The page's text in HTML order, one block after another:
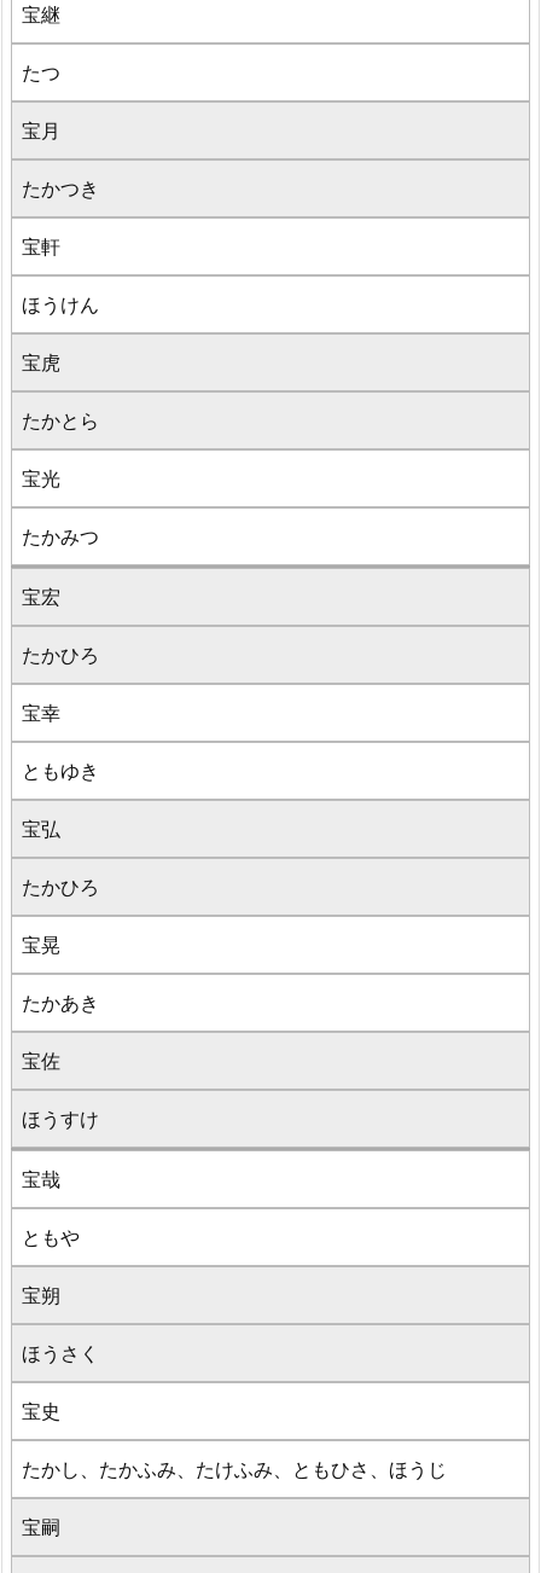
宝継
たつ
宝月
たかつき
宝軒
ほうけん
宝虎
たかとら
宝光
たかみつ
宝宏
たかひろ
宝幸
ともゆき
宝弘
たかひろ
宝晃
たかあき
宝佐
ほうすけ
宝哉
ともや
宝朔
ほうさく
宝史
たかし、たかふみ、たけふみ、ともひさ、ほうじ
宝嗣